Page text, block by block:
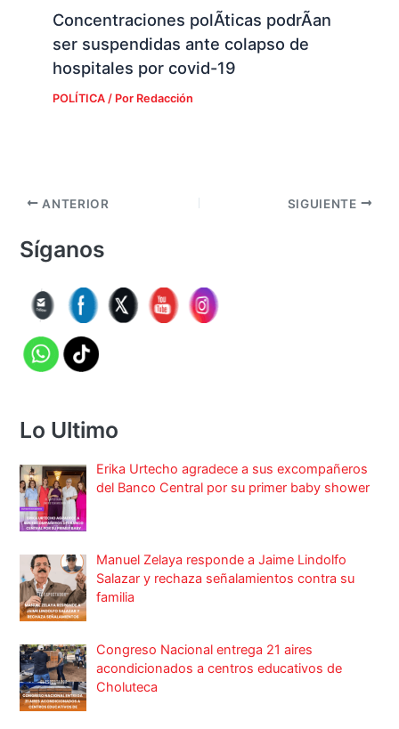
Concentraciones polÃ­ticas podrÃ­an
ser suspendidas ante colapso de
hospitales por covid-19
POLÍTICA/ Por Redacción
ANTERIOR SIGUIENTE
Síganos
Lo Ultimo
Erika Urtecho agradece a sus excompañeros
del Banco Central por su primer baby shower
Manuel Zelaya responde a Jaime Lindolfo
Salazar y rechaza señalamientos contra su
familia
Congreso Nacional entrega 21 aires
acondicionados a centros educativos de
Choluteca